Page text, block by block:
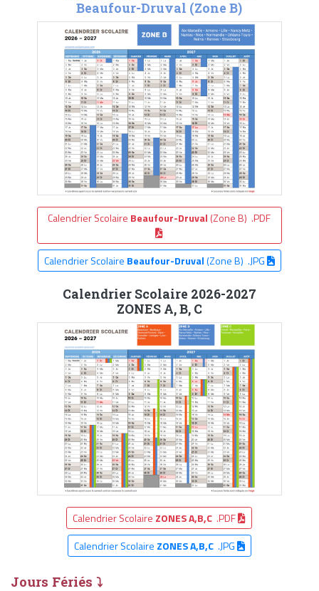
Beaufour-Druval (Zone B)
Calendrier Scolaire Beaufour-Druval (Zone B) .PDF
Calendrier Scolaire Beaufour-Druval(Zone B) .JPG
Calendrier Scolaire 2026-2027
ZONES A, B, C
Calendrier Scolaire ZONES A,B,C .PDF
Calendrier Scolaire ZONES A,B,C.JPG
Jours Fériés ⤵